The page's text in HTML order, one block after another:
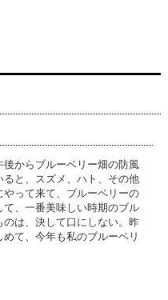
からブルーベリー畑の防風
と、スズメ、ハト、その他
って来て、ブルーベリーの
、一番美味しい時期のブル
は、決して口にしない。昨
て、今年も私のブルーベリ